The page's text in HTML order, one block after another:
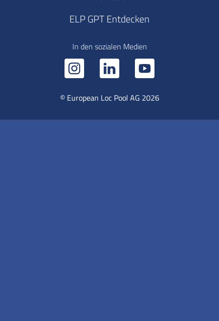
ELP GPT Entdecken
In den sozialen Medien
© European Loc Pool AG 2026